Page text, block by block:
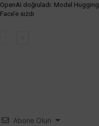
OpenAI doğruladı: Model Hugging
Face’e sızdı
Abone Olun